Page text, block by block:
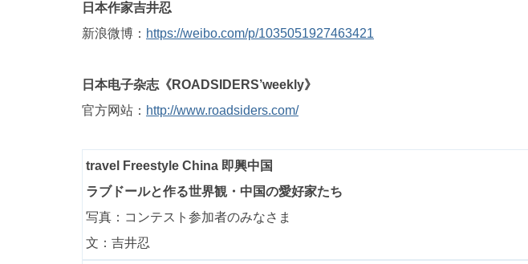
日本作家吉井忍
新浪微博： https://weibo.com/p/1035051927463421
日本电子杂志《ROADSIDERS’weekly》
官方网站： http://www.roadsiders.com/
travel Freestyle China 即興中国
ラブドールと作る世界観・中国の愛好家たち
写真：コンテスト参加者のみなさま
文：吉井忍